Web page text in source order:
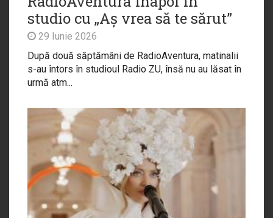
studio cu „Aș vrea să te sărut”
29 Iunie 2026
După două săptămâni de RadioAventura, matinalii
s-au întors în studioul Radio ZU, însă nu au lăsat în
urmă atm...